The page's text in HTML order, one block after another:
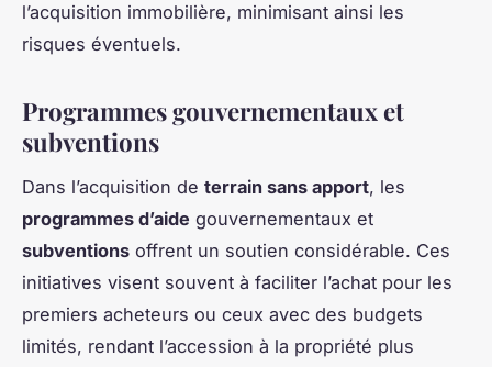
l’acquisition immobilière, minimisant ainsi les
risques éventuels.
Programmes gouvernementaux et
subventions
Dans l’acquisition de terrain sans apport, les
programmes d’aide gouvernementaux et
subventions offrent un soutien considérable. Ces
initiatives visent souvent à faciliter l’achat pour les
premiers acheteurs ou ceux avec des budgets
limités, rendant l’accession à la propriété plus